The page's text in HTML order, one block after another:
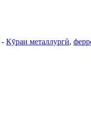
- Кӯраи металлургӣ,